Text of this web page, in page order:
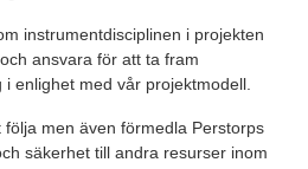
instrumentdisciplinen i projekten
ansvara för att ta fram
enlighet med vår projektmodell.
men även förmedla Perstorps
säkerhet till andra resurser inom